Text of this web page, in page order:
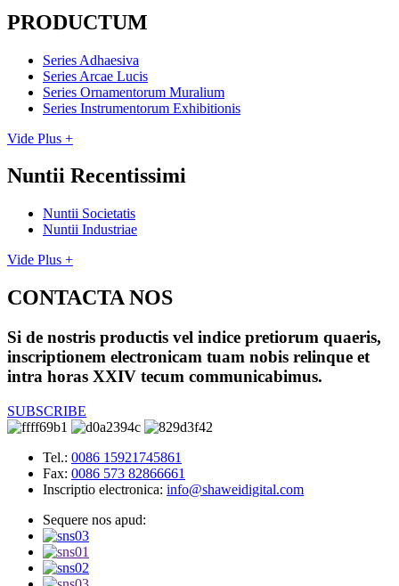
PRODUCTUM
Series Adhaesiva
Series Arcae Lucis
Series Ornamentorum Muralium
Series Instrumentorum Exhibitionis
Vide Plus +
Nuntii Recentissimi
Nuntii Societatis
Nuntii Industriae
Vide Plus +
CONTACTA NOS
Si de nostris productis vel indice pretiorum quaeris,
inscriptionem electronicam tuam nobis relinque et
intra horas XXIV tecum communicabimus.
SUBSCRIBE
Tel.: 0086 15921745861
Fax: 0086 573 82866661
Inscriptio electronica: info@shaweidigital.com
Sequere nos apud: